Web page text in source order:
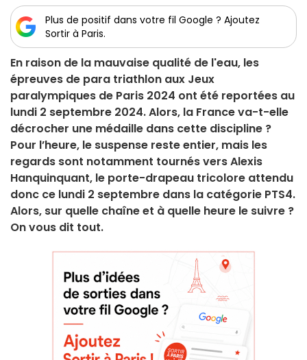
Plus de positif dans votre fil Google ? Ajoutez
Sortir à Paris.
En raison de la mauvaise qualité de l'eau, les
épreuves de para triathlon aux Jeux
paralympiques de Paris 2024 ont été reportées au
lundi 2 septembre 2024. Alors, la France va-t-elle
décrocher une médaille dans cette discipline ?
Pour l’heure, le suspense reste entier, mais les
regards sont notamment tournés vers Alexis
Hanquinquant, le porte-drapeau tricolore attendu
donc ce lundi 2 septembre dans la catégorie PTS4.
Alors, sur quelle chaîne et à quelle heure le suivre ?
On vous dit tout.